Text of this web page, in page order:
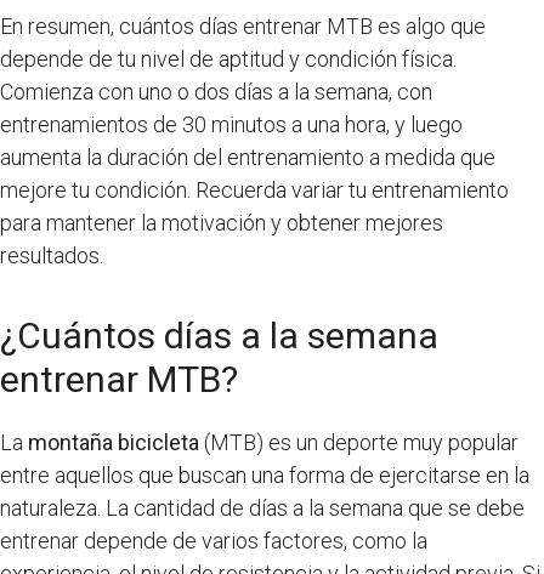
En resumen, cuántos días entrenar MTB es algo que
depende de tu nivel de aptitud y condición física.
Comienza con uno o dos días a la semana, con
entrenamientos de 30 minutos a una hora, y luego
aumenta la duración del entrenamiento a medida que
mejore tu condición. Recuerda variar tu entrenamiento
para mantener la motivación y obtener mejores
resultados.
¿Cuántos días a la semana
entrenar MTB?
La montaña bicicleta (MTB) es un deporte muy popular
entre aquellos que buscan una forma de ejercitarse en la
naturaleza. La cantidad de días a la semana que se debe
entrenar depende de varios factores, como la